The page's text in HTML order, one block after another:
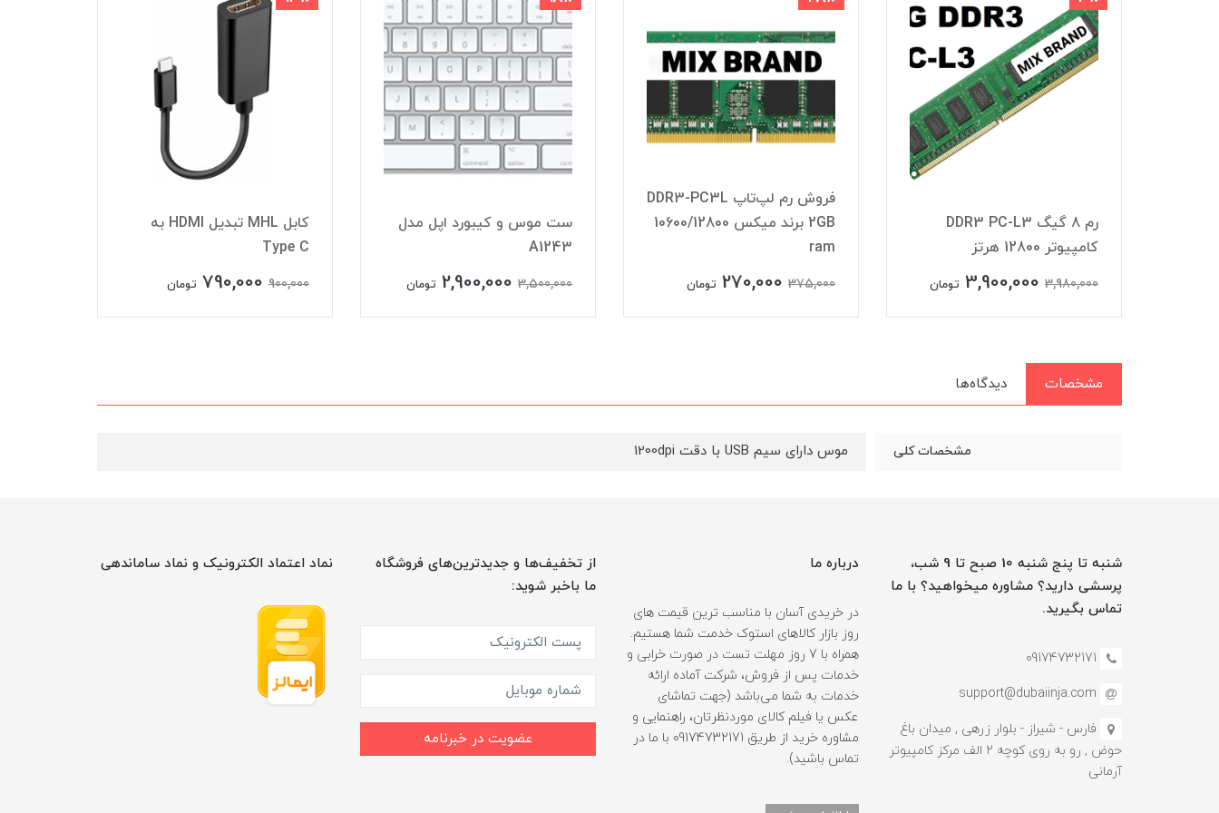
رم 8 گیگ DDR3 PC-L3
کامپیوتر 12800 هرتز
3,980,000
3,900,000 تومان
فروش رم لپ‌تاپ DDR3-PC3L
2GB برند میکس 10600/12800
ram
375,000
270,000 تومان
ست موس و کیبورد اپل مدل
A1243
3,500,000
2,900,000 تومان
کابل MHL تبدیل HDMI به
Type C
900,000
790,000 تومان
مشخصات دیدگاه‌ها
مشخصات کلی موس دارای سیم USB با دقت 1200dpi
شنبه تا پنج شنبه 10 صبح تا 9 شب،
پرسشی دارید؟ مشاوره میخواهید؟ با ما
تماس بگیرید.
09174732171
support@dubaiinja.com
فارس - شیراز - بلوار زرهی , میدان باغ
حوض , رو به روی کوچه 2 الف مرکز کامپیوتر
آرمانی
درباره ما
در خریدی آسان با مناسب ترین قیمت های
روز بازار کالاهای استوک خدمت شما هستیم.
همراه با 7 روز مهلت تست در صورت خرابی و
خدمات پس از فروش، شرکت آماده ارائه
خدمات به شما می‌باشد (جهت تماشای
عکس یا فیلم کالای موردنظرتان، راهنمایی و
مشاوره خرید از طریق 09174732171 با ما در
تماس باشید).
از تخفیف‌ها و جدیدترین‌های فروشگاه
ما باخبر شوید:
عضویت در خبرنامه
نماد اعتماد الکترونیک و نماد ساماندهی